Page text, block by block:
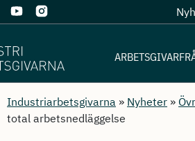
Industriarbetsgivarna » Nyheter »
total arbetsnedläggelse